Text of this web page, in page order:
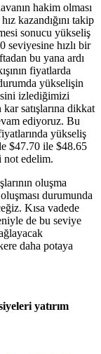
hakim olması
kazandığını takip
sonucu yükseliş
seviyesine hızlı bir
bu yana ardı
fiyatlarda
yükselişin
izlediğimizi
satışlarına dikkat
ediyoruz. Bu
yükseliş
$47.70 ile $48.65
not edelim.
oluşma
durumunda
Kısa vadede
de bu seviye
daha potaya
yatırım